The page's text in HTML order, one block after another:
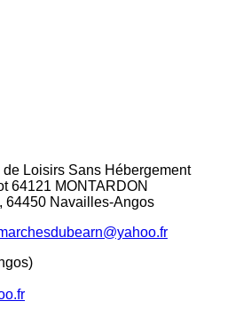
de Loisirs Sans Hébergement
64121 MONTARDON
64450 Navailles-Angos